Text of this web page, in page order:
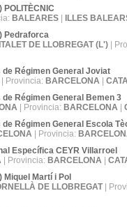
BALEARES ILLES
Pedraforca
DE LLOBREGAT (L') |
Régimen General Joviat
| Provincia: BARCELONA
Régimen General Bemen 3
| Provincia: BARCELONA
Régimen General Escola
| Provincia:
Específica CEYR Villarroel
| Provincia: BARCELONA
Miquel Martí i Pol
DE LLOBREGAT|